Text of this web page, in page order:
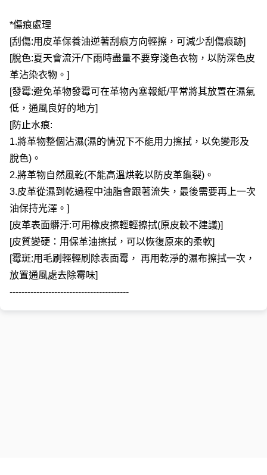
*傷痕處理
[刮傷:用皮革保養油逆著刮痕方向輕擦，可減少刮傷痕跡]
[脫色:夏天會流汗/下雨時盡量不要穿淺色衣物，以防深色皮
革沾染衣物。]
[發霉:避免革物發霉可在革物內塞報紙/平常將其放置在濕氣
低，通風良好的地方]
[防止水痕:
1.將革物整個沾濕(濕的情況下不能用力擦拭，以免變形及
脫色)。
2.將革物自然風乾(不能高溫烘乾以防皮革龜裂)。
3.皮革從濕到乾過程中油脂會跟著流失，最後需要再上一次
油保持光澤。]
[皮革表面髒汙:可用橡皮擦輕輕擦拭(原皮較不建議)]
[皮質變硬：用保革油擦拭，可以恢復原來的柔軟]
[霉斑:用毛刷輕輕刷除表面霉， 再用乾淨的濕布擦拭一次，
放置通風處去除霉味]
----------------------------------------